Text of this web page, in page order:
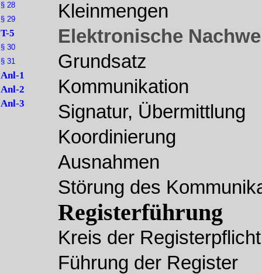
§ 28
§ 29
T-5
§ 30
§ 31
Anl-1
Anl-2
Anl-3
Kleinmengen
Elektronische
Grundsatz
Kommunikation
Signatur, Übermittlung
Koordinierung
Ausnahmen
Störung des
Registerführung
Kreis der
Führung der Register